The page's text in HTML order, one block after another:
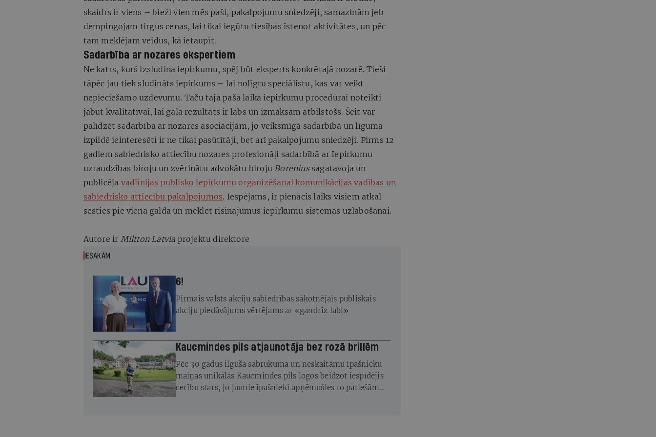
skaidrs ir viens – bieži vien mēs paši, pakalpojumu sniedzēji, samazinām jeb
dempingojam tirgus cenas, lai tikai iegūtu tiesības īstenot aktivitātes, un pēc
tam meklējam veidus, kā ietaupīt.
Sadarbība ar nozares ekspertiem
Ne katrs, kurš izsludina iepirkumu, spēj būt eksperts konkrētajā nozarē. Tieši
tāpēc jau tiek sludināts iepirkums – lai nolīgtu speciālistu, kas var veikt
nepieciešamo uzdevumu. Taču tajā pašā laikā iepirkumu procedūrai noteikti
jābūt kvalitatīvai, lai gala rezultāts ir labs un izmaksām atbilstošs. Šeit var
palīdzēt sadarbība ar nozares asociācijām, jo veiksmīgā sadarbībā un līguma
izpildē ieinteresēti ir ne tikai pasūtītāji, bet arī pakalpojumu sniedzēji. Pirms 12
gadiem sabiedrisko attiecību nozares profesionāļi sadarbībā ar Iepirkumu
uzraudzības biroju un zvērinātu advokātu biroju Boreniussagatavoja un
publicēja vadlīnijas publisko iepirkumu organizēšanai komunikācijas vadības un
sabiedrisko attiecību pakalpojumos. Iespējams, ir pienācis laiks visiem atkal
sēsties pie viena galda un meklēt risinājumus iepirkumu sistēmas uzlabošanai.
Autore ir Miltton Latvia projektu direktore
IESAKĀM
6!
Pirmais valsts akciju sabiedrības sākotnējais publiskais
akciju piedāvājums vērtējams ar «gandrīz labi»
Kaucmindes pils atjaunotāja bez rozā brillēm
Pēc 30 gadus ilguša sabrukuma un neskaitāmu īpašnieku
maiņas unikālās Kaucmindes pils logos beidzot iespīdējis
cerību stars, jo jaunie īpašnieki apņēmušies to patiešām
atjaunot